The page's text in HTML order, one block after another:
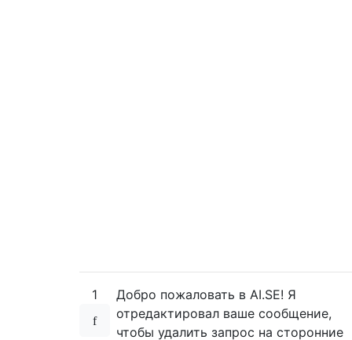
1
Добро пожаловать в AI.SE! Я
отредактировал ваше сообщение,
чтобы удалить запрос на сторонние